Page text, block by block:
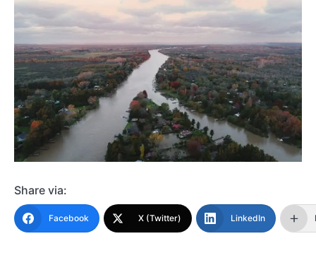
Share via:
Facebook X (Twitter) LinkedIn